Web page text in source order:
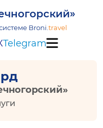
Broni. travel
Telegram